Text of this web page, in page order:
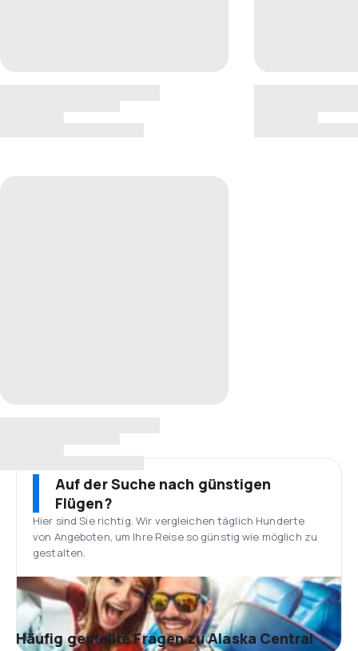
Auf der Suche nach günstigen
Flügen?
Hier sind Sie richtig. Wir vergleichen täglich Hunderte
von Angeboten, um Ihre Reise so günstig wie möglich zu
gestalten.
Häufig gestellte Fragen zu Alaska Central